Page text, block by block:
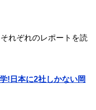
れぞれのレポートを読
!日本に2社しかない岡